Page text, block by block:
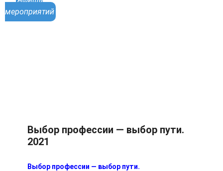
мероприятий
Выбор профессии — выбор пути.
2021
Выбор профессии — выбор пути.